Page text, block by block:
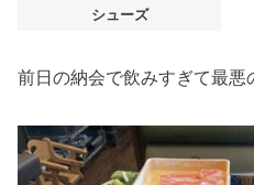
シューズ
前日の納会で飲みすぎて最悪